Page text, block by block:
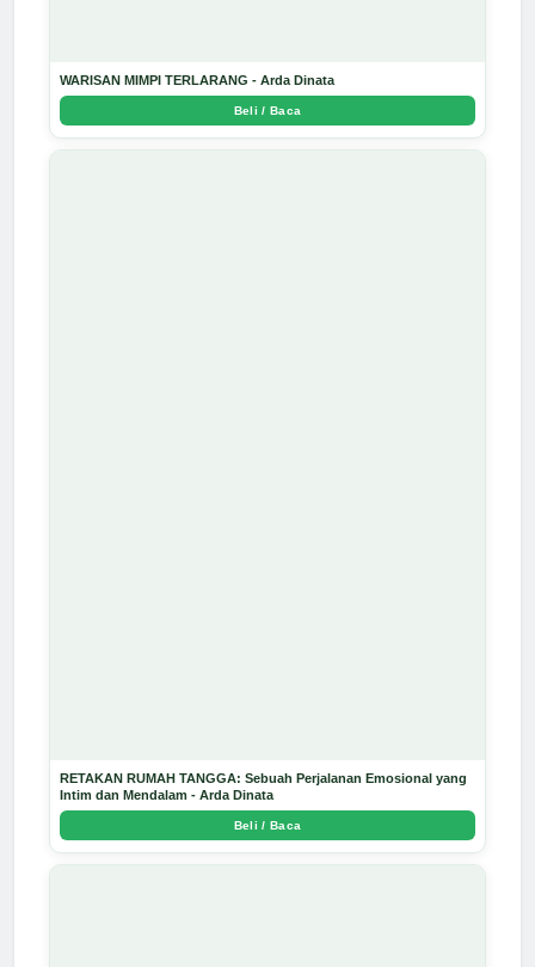
WARISAN MIMPI TERLARANG - Arda Dinata
Beli / Baca
RETAKAN RUMAH TANGGA: Sebuah Perjalanan Emosional yang
Intim dan Mendalam - Arda Dinata
Beli / Baca